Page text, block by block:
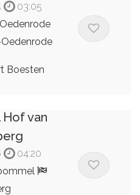
03:05
Boesten
van
04:20